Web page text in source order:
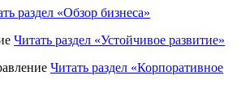
раздел «Обзор бизнеса»
Читать раздел «Устойчивое развитие»
Читать раздел «Корпоративное